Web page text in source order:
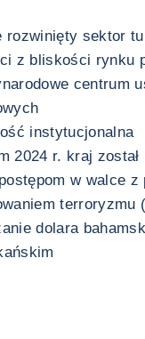
rozwinięty sektor
z bliskości rynku
centrum
instytucjonalna
2024 r. kraj
w walce z
terroryzmu
dolara